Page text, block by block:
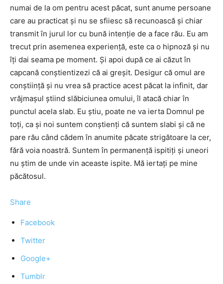
numai de la om pentru acest păcat, sunt anume persoane
care au practicat și nu se sfiiesc să recunoască și chiar
transmit în jurul lor cu bună intenție de a face rău. Eu am
trecut prin asemenea experiență, este ca o hipnoză și nu
îți dai seama pe moment. Și apoi după ce ai căzut în
capcană conștientizezi că ai greșit. Desigur că omul are
conștiință și nu vrea să practice acest păcat la infinit, dar
vrăjmașul știind slăbiciunea omului, îl atacă chiar în
punctul acela slab. Eu știu, poate ne va ierta Domnul pe
toți, ca și noi suntem conștienți că suntem slabi și că ne
pare rău când cădem în anumite păcate strigătoare la cer,
fără voia noastră. Suntem în permanență ispitiți și uneori
nu știm de unde vin aceaste ispite. Mă iertați pe mine
păcătosul.
Share
Facebook
Twitter
Google+
Tumblr